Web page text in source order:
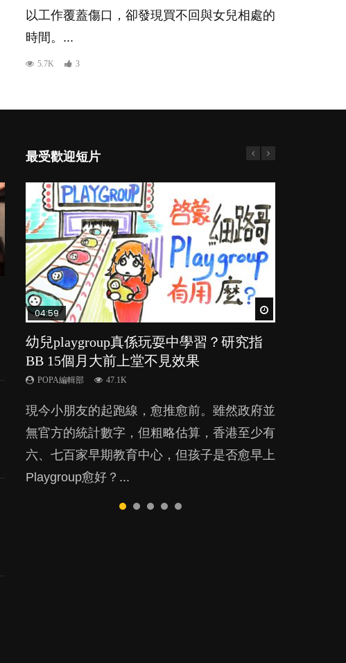
以工作覆蓋傷口，卻發現買不回與女兒相處的
時間。...
5.7K 3
最受歡迎短片
04:59
幼兒playgroup真係玩耍中學習？研究指
BB 15個月大前上堂不見效果
POPA編輯部 47.1K
現今小朋友的起跑線，愈推愈前。雖然政府並
無官方的統計數字，但粗略估算，香港至少有
六、七百家早期教育中心，但孩子是否愈早上
Playgroup愈好？...
03:39
幼稚園遊戲課 如何刺激幼兒自發學習取
代獎勵與懲罰？
POPA編輯部 33.1K
由美國學者所創的 tools of the mind 課程，學
生以遊戲方式學習，學術能力和自制能力亦明
顯比其他小朋友優勝，到底這課程有何特別之
處？...
03:02
老公患產後憂鬱症對BB的影響
POPA編輯部 15.9K
後抑鬱，影響日常生活，嚴重的甚至會有自
殺，或傷害小朋友的念頭。但為何爸爸患上產
後抑鬱往往難以察覺？...
04:06
全職好？在職好？｜全職媽媽與在職媽媽
的壓力與價值
POPA編輯部 25.8K
許多媽媽心底可能都有一刻掙扎過：究竟全職
好，還是在職好。雖說每個家庭都有自己的獨
特狀況和考慮因素，但原來全職和在職媽媽所
養育的子女其實都各有擅長。...
03:41
BB口腔期乜都放入口，父母該制止還是
放手？
POPA編輯部 25.5K
BB最喜歡隨手拿起什麼都放入口中，有人說
一旦養成吮手指的習慣，大個就很難戒，但原
來一刀切阻止他們放東西入口，隨時會影響孩
子的身心發展？...